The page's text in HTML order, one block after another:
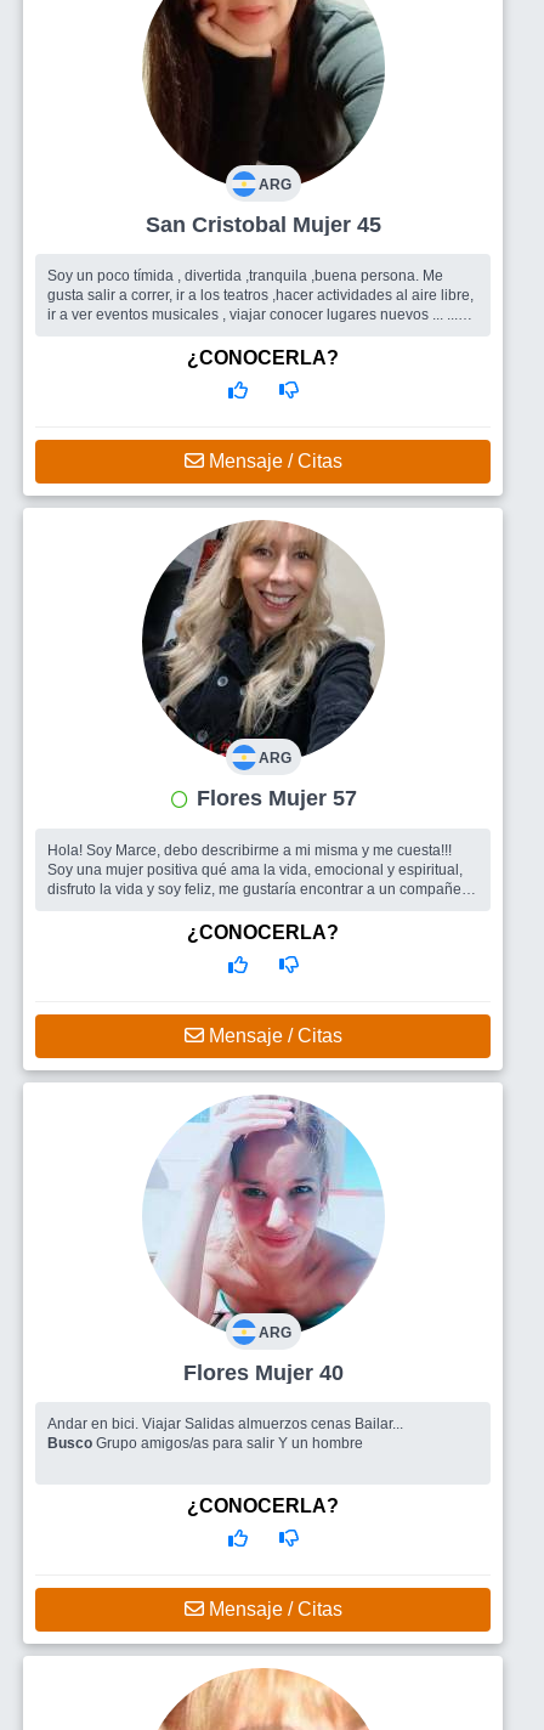
ARG
San Cristobal Mujer 45
Soy un poco tímida , divertida ,tranquila ,buena persona. Me
gusta salir a correr, ir a los teatros ,hacer actividades al aire libre,
ir a ver eventos musicales , viajar conocer lugares nuevos ... ...
¿CONOCERLA?
Mensaje / Citas
ARG
Flores Mujer 57
Hola! Soy Marce, debo describirme a mi misma y me cuesta!!!
Soy una mujer positiva qué ama la vida, emocional y espiritual,
disfruto la vida y soy feliz, me gustaría encontrar a un compañero
Un hombre para compartir la vida ?
¿CONOCERLA?
Mensaje / Citas
ARG
Flores Mujer 40
Andar en bici. Viajar Salidas almuerzos cenas Bailar...
Busco Grupo amigos/as para salir Y un hombre
¿CONOCERLA?
Mensaje / Citas